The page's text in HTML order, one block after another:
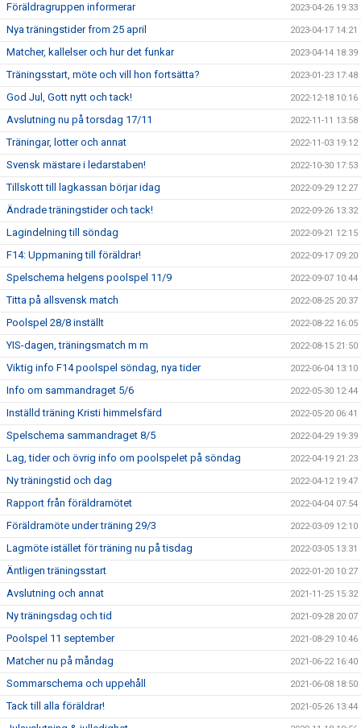
Föräldragruppen informerar 2023-04-26 19:33
Nya träningstider from 25 april 2023-04-17 14:21
Matcher, kallelser och hur det funkar 2023-04-14 18:39
Träningsstart, möte och vill hon fortsätta? 2023-01-23 17:48
God Jul, Gott nytt och tack! 2022-12-18 10:16
Avslutning nu på torsdag 17/11 2022-11-11 13:58
Träningar, lotter och annat 2022-11-03 19:12
Svensk mästare i ledarstaben! 2022-10-30 17:53
Tillskott till lagkassan börjar idag 2022-09-29 12:27
Ändrade träningstider och tack! 2022-09-26 13:32
Lagindelning till söndag 2022-09-21 12:15
F14: Uppmaning till föräldrar! 2022-09-17 09:20
Spelschema helgens poolspel 11/9 2022-09-07 10:44
Titta på allsvensk match 2022-08-25 20:37
Poolspel 28/8 inställt 2022-08-22 16:05
YIS-dagen, träningsmatch m m 2022-08-15 21:50
Viktig info F14 poolspel söndag, nya tider 2022-06-04 13:10
Info om sammandraget 5/6 2022-05-30 12:44
Inställd träning Kristi himmelsfärd 2022-05-20 06:41
Spelschema sammandraget 8/5 2022-04-29 19:39
Lag, tider och övrig info om poolspelet på söndag 2022-04-19 21:23
Ny träningstid och dag 2022-04-12 19:47
Rapport från föräldramötet 2022-04-04 07:54
Föräldramöte under träning 29/3 2022-03-09 12:10
Lagmöte istället för träning nu på tisdag 2022-03-05 13:31
Äntligen träningsstart 2022-01-20 10:27
Avslutning och annat 2021-11-25 15:32
Ny träningsdag och tid 2021-09-28 20:07
Poolspel 11 september 2021-08-29 10:46
Matcher nu på måndag 2021-06-22 16:40
Sommarschema och uppehåll 2021-06-08 18:50
Tack till alla föräldrar! 2021-05-26 13:44